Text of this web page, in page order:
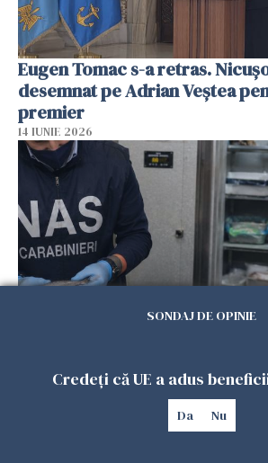
Eugen Tomac s-a retras.
desemnat pe Adrian Veștea
premier
14 IUNIE 2026
vacanță în sudul Italiei: 70%
restaurantele de pe litoral,
SONDAJ DE OPINIE
Credeți că UE a adus
Da Nu